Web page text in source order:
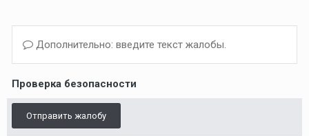
Дополнительно: введите текст жалобы.
Проверка безопасности
Отправить жалобу